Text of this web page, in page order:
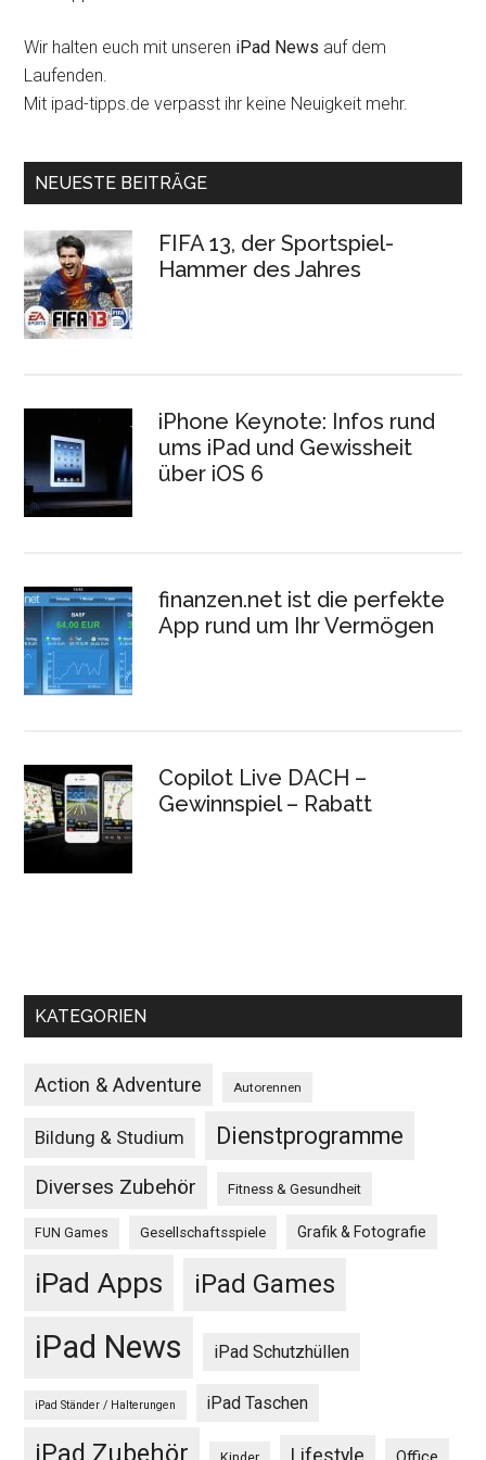
Wir halten euch mit unseren iPad News auf dem
Laufenden.
Mit ipad-tipps.de verpasst ihr keine Neuigkeit mehr.
NEUESTE BEITRÄGE
FIFA 13, der Sportspiel-
Hammer des Jahres
iPhone Keynote: Infos rund
ums iPad und Gewissheit
über iOS 6
finanzen.net ist die perfekte
App rund um Ihr Vermögen
Copilot Live DACH –
Gewinnspiel – Rabatt
KATEGORIEN
Action & Adventure Autorennen
Bildung & Studium Dienstprogramme
Diverses Zubehör Fitness & Gesundheit
FUN Games Gesellschaftsspiele Grafik & Fotografie
iPad Apps iPad Games
iPad News iPad Schutzhüllen
iPad Ständer / Halterungen iPad Taschen
iPad Zubehör Lifestyle